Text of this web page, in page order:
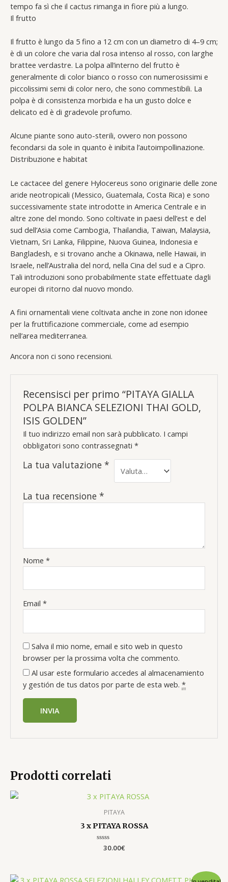
tempo fa sì che il cactus rimanga in fiore più a lungo.
Il frutto
Il frutto è lungo da 5 fino a 12 cm con un diametro di 4–9 cm;
è di un colore che varia dal rosa intenso al rosso, con larghe
brattee verdastre. La polpa all’interno del frutto è
generalmente di color bianco o rosso con numerosissimi e
piccolissimi semi di color nero, che sono commestibili. La
polpa è di consistenza morbida e ha un gusto dolce e
delicato ed è di gradevole profumo.
Alcune piante sono auto-sterili, ovvero non possono
fecondarsi da sole in quanto è inibita l’autoimpollinazione.
Distribuzione e habitat
Le cactacee del genere Hylocereus sono originarie delle zone
aride neotropicali (Messico, Guatemala, Costa Rica) e sono
successivamente state introdotte in America Centrale e in
altre zone del mondo. Sono coltivate in paesi dell’est e del
sud dell’Asia come Cambogia, Thailandia, Taiwan, Malaysia,
Vietnam, Sri Lanka, Filippine, Nuova Guinea, Indonesia e
Bangladesh, e si trovano anche a Okinawa, nelle Hawaii, in
Israele, nell’Australia del nord, nella Cina del sud e a Cipro.
Tali introduzioni sono probabilmente state effettuate dagli
europei di ritorno dal nuovo mondo.
A fini ornamentali viene coltivata anche in zone non idonee
per la fruttificazione commerciale, come ad esempio
nell’area mediterranea.
Ancora non ci sono recensioni.
Recensisci per primo “PITAYA GIALLA
POLPA BIANCA SELEZIONI THAI GOLD,
ISIS GOLDEN”
Il tuo indirizzo email non sarà pubblicato. I campi
obbligatori sono contrassegnati*
La tua valutazione*
La tua recensione*
Nome*
Email*
Salva il mio nome, email e sito web in questo
browser per la prossima volta che commento.
Al usar este formulario accedes al almacenamiento
y gestión de tus datos por parte de esta web.*
Prodotti correlati
PITAYA
3 x PITAYA ROSSA
Valutato
30.00€
Il
Il